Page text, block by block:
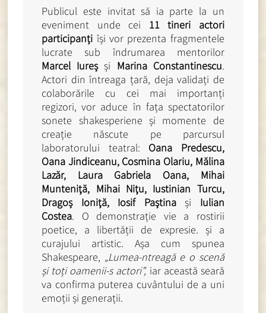
Publicul este invitat să ia parte la un
eveniment unde cei 11 tineri actori
participanți își vor prezenta fragmentele
lucrate sub îndrumarea mentorilor
Marcel Iureșși Marina Constantinescu.
Actori din întreaga țară, deja validați de
colaborările cu cei mai importanți
regizori, vor aduce în fața spectatorilor
sonete shakesperiene și momente de
creație născute pe parcursul
laboratorului teatral: Oana Predescu,
Oana Jindiceanu, Cosmina Olariu, Mălina
Lazăr, Laura Gabriela Oana, Mihai
Munteniţă, Mihai Niţu, Iustinian Turcu,
Dragoș Ioniţă, Iosif Paştinași Iulian
Costea. O demonstrație vie a rostirii
poetice, a libertății de expresie. și a
curajului artistic. Așa cum spunea
Shakespeare, „Lumea-ntreagă e o scenă
și toți oamenii-s actori”, iar această seară
va confirma puterea cuvântului de a uni
emoții și generații.